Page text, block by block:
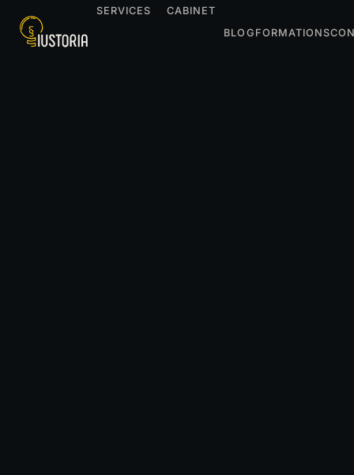
SERVICES
CABINET
BLOG FORMATIONS